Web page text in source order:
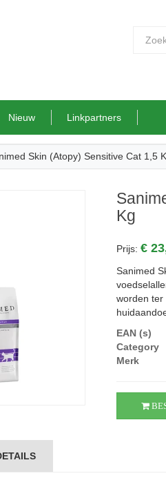
Nieuw Linkpartners
Skin (Atopy) Sensitive Cat 1,5
Kg
Prijs:€
Sanimed
worden ter
EAN (s)
Category
Merk